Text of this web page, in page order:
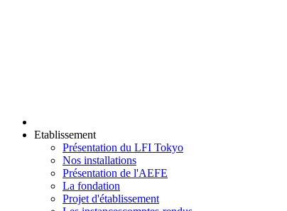
Etablissement
Présentation du LFI Tokyo
Nos installations
Présentation de l'AEFE
La fondation
Projet d'établissement